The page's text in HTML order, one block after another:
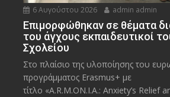
6 Αυγούστου 2026 admin admin
Eπιμορφώθηκαν σε θέματα
του άγχους εκπαιδευτικοί
Σχολείου
Στο πλαίσιο της υλοποίησης του
προγράμματος Erasmus+ με
τίτλο «A.R.M.ON.I.A.: Anxiety’s Relief